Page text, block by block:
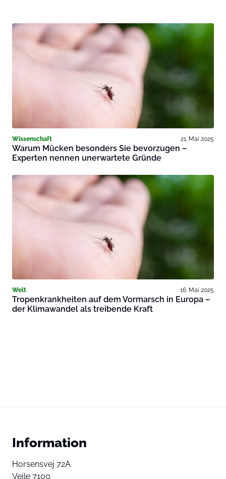
Wissenschaft 21. Mai 2025
Warum Mücken besonders Sie bevorzugen –
Experten nennen unerwartete Gründe
Welt 16. Mai 2025
Tropenkrankheiten auf dem Vormarsch in Europa –
der Klimawandel als treibende Kraft
Information
Horsensvej 72A
Vejle 7100